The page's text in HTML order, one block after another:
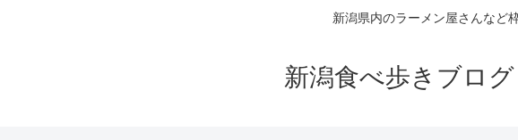
新潟県内のラーメン屋さんなど
新潟食べ歩きブロ